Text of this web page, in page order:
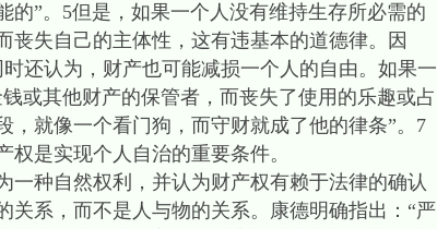
”。5但是，如果一个人没有维持生存所必需的
失自己的主体性，这有违基本的道德律。因
还认为，财产也可能减损一个人的自由。如果一
或其他财产的保管者，而丧失了使用的乐趣或占
就像一个看门狗，而守财就成了他的律条”。7
是实现个人自治的重要条件。
种自然权利，并认为财产权有赖于法律的确认
系，而不是人与物的关系。康德明确指出：“严